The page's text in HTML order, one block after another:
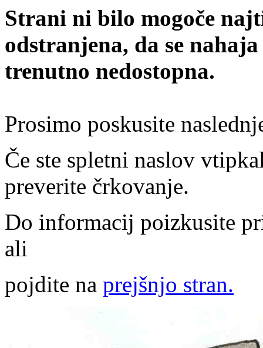
Strani ni bilo mogoče
odstranjena, da se
trenutno nedostopna.
Prosimo poskusite
Če ste spletni naslov
preverite črkovanje.
Do informacij poizkusite
ali
pojdite na prejšnjo stran.